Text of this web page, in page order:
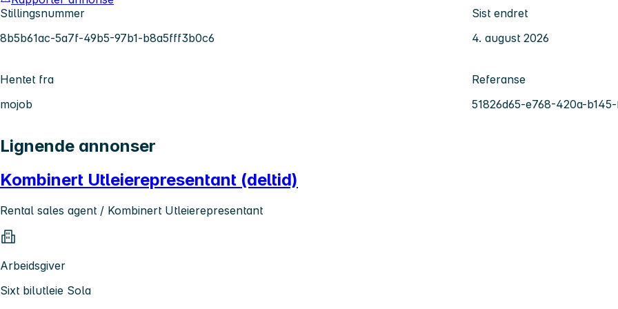
Stillingsnummer
8b5b61ac-5a7f-49b5-97b1-b8a5fff3b0c6
Sist endret
4. august 2026
Hentet fra
mojob
Referanse
51826d65-e768-420a-
Lignende annonser
Kombinert Utleierepresentant (deltid)
Rental sales agent / Kombinert Utleierepresentant
Arbeidsgiver
Sixt bilutleie Sola